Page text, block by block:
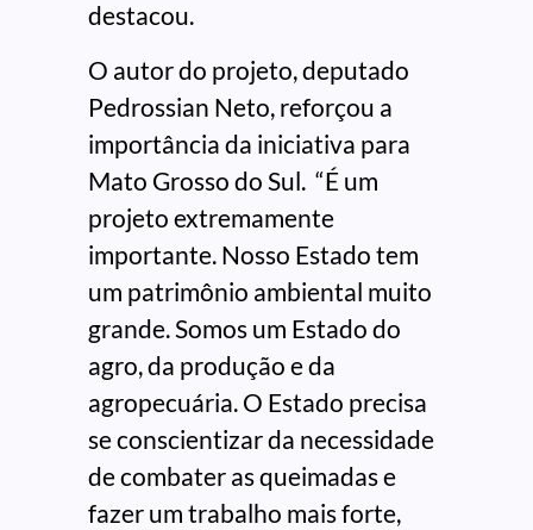
destacou.
O autor do projeto, deputado
Pedrossian Neto, reforçou a
importância da iniciativa para
Mato Grosso do Sul. “É um
projeto extremamente
importante. Nosso Estado tem
um patrimônio ambiental muito
grande. Somos um Estado do
agro, da produção e da
agropecuária. O Estado precisa
se conscientizar da necessidade
de combater as queimadas e
fazer um trabalho mais forte,